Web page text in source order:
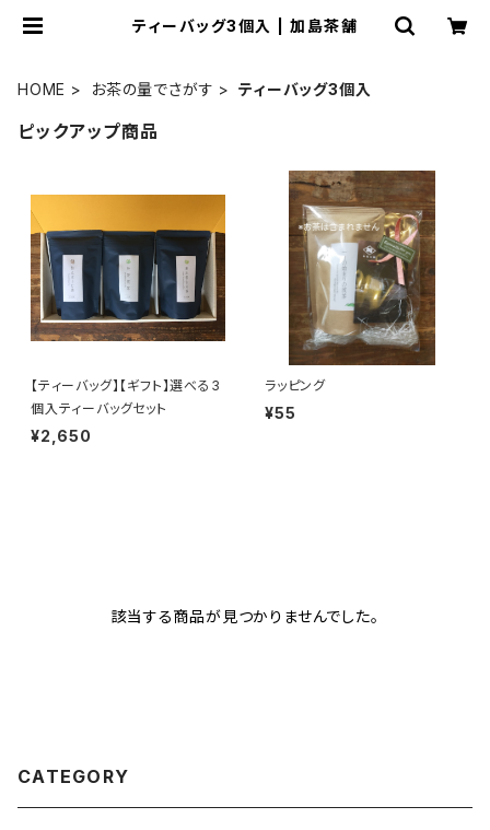
ティーバッグ3個入 | 加島茶舗
HOME お茶の量でさがす ティーバッグ3個入
ピックアップ商品
【ティーバッグ】【ギフト】選べる3
個入ティーバッグセット
¥2,650
ラッピング
¥55
該当する商品が見つかりませんでした。
CATEGORY